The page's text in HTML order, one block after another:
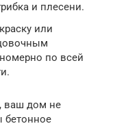
и плесени.
или
по всей
ваш дом не
бетонное